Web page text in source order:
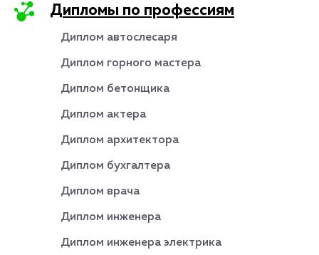
Дипломы по профессиям
Диплом автослесаря
Диплом горного мастера
Диплом бетонщика
Диплом актера
Диплом архитектора
Диплом бухгалтера
Диплом врача
Диплом инженера
Диплом инженера электрика